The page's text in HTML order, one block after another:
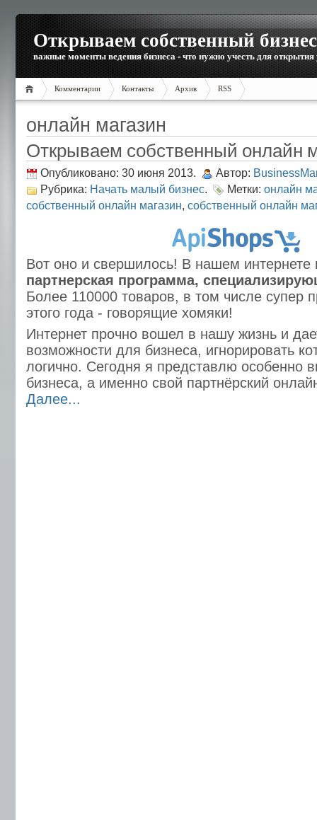
Открываем собственный бизнес
важные моменты ведения бизнеса - что нужно учесть для открытия
Комментарии Контакты Архив RSS
онлайн магазин
Открываем собственный онлайн
Опубликовано: 30 июня 2013. Автор:
Рубрика: Начать малый бизнес. Метки: онлайн
собственный онлайн магазин, собственный онлайн
Вот оно и свершилось! В нашем интернете
партнерская программа,
Более 110000 товаров, в том числе супер
этого года - говорящие хомяки!
Интернет прочно вошел в нашу жизнь и
возможности для бизнеса, игнорировать
логично. Сегодня я представлю особенно
бизнеса, а именно свой партнёрский
Далее...